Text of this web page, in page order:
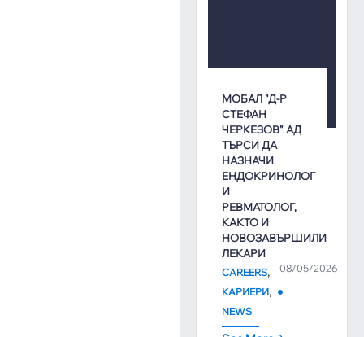
МОБАЛ "Д-Р
СТЕФАН
ЧЕРКЕЗОВ" АД
ТЪРСИ ДА
НАЗНАЧИ
ЕНДОКРИНОЛОГ
И
РЕВМАТОЛОГ,
КАКТО И
НОВОЗАВЪРШИЛИ
ЛЕКАРИ
08/05/2026
CAREERS,
КАРИЕРИ,
NEWS